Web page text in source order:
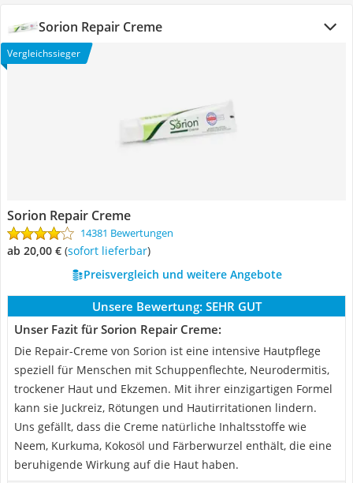
Sorion Repair Creme
Vergleichssieger
Sorion Repair Creme
14381 Bewertungen
ab 20,00 € ( Sofort lieferbar)
Preisvergleich und weitere Angebote
Unsere Bewertung: SEHR GUT
Unser Fazit für Sorion Repair Creme:
Die Repair-Creme von Sorion ist eine intensive Hautpflege
speziell für Menschen mit Schuppenflechte, Neurodermitis,
trockener Haut und Ekzemen. Mit ihrer einzigartigen Formel
kann sie Juckreiz, Rötungen und Hautirritationen lindern.
Uns gefällt, dass die Creme natürliche Inhaltsstoffe wie
Neem, Kurkuma, Kokosöl und Färberwurzel enthält, die eine
beruhigende Wirkung auf die Haut haben.